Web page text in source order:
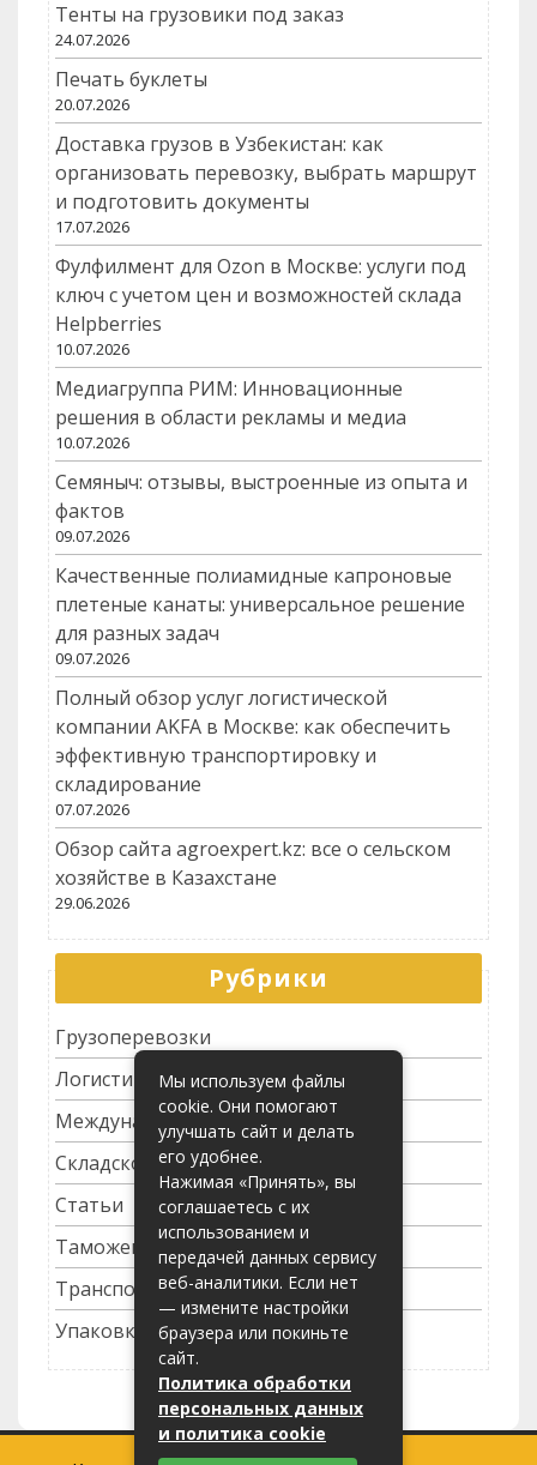
Тенты на грузовики под заказ
24.07.2026
Печать буклеты
20.07.2026
Доставка грузов в Узбекистан: как
организовать перевозку, выбрать маршрут
и подготовить документы
17.07.2026
Фулфилмент для Ozon в Москве: услуги под
ключ с учетом цен и возможностей склада
Helpberries
10.07.2026
Медиагруппа РИМ: Инновационные
решения в области рекламы и медиа
10.07.2026
Семяныч: отзывы, выстроенные из опыта и
фактов
09.07.2026
Качественные полиамидные капроновые
плетеные канаты: универсальное решение
для разных задач
09.07.2026
Полный обзор услуг логистической
компании AKFA в Москве: как обеспечить
эффективную транспортировку и
складирование
07.07.2026
Обзор сайта agroexpert.kz: все о сельском
хозяйстве в Казахстане
29.06.2026
Рубрики
Грузоперевозки
Логистика
Международные перевозки
Складское хозяйство
Статьи
Таможенное оформление
Транспортные услуги
Упаковка грузов
Мы используем файлы
cookie. Они помогают
улучшать сайт и делать
его удобнее.
Нажимая «Принять», вы
соглашаетесь с их
использованием и
передачей данных сервису
веб-аналитики. Если нет
— измените настройки
браузера или покиньте
сайт.
Политика обработки
персональных данных
и политика cookie